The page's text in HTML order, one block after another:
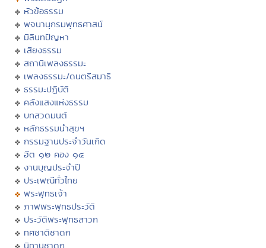
หัวข้อธรรม
พจนานุกรมพุทธศาสน์
มิลินทปัญหา
เสียงธรรม
สถานีเพลงธรรมะ
เพลงธรรมะ/ดนตรีสมาธิ
ธรรมะปฏิบัติ
คลังแสงแห่งธรรม
บทสวดมนต์
หลักธรรมนำสุขฯ
กรรมฐานประจำวันเกิด
ฮีต ๑๒ คอง ๑๔
งานบุญประจำปี
ประเพณีทั่วไทย
พระพุทธเจ้า
ภาพพระพุทธประวัติ
ประวัติพระพุทธสาวก
ทศชาติชาดก
นิทานชาดก